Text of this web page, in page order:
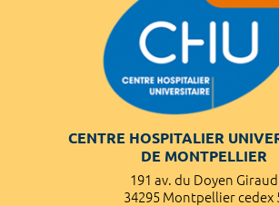
CENTRE HOSPITALIER
DE MONTPELLIER
191 av. du Doyen Giraud
34295 Montpellier cedex